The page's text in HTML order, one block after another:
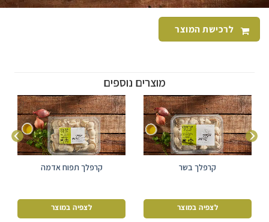
לרכישת המוצר
מוצרים נוספים
קרפלך בשר
לצפיה במוצר
קרפלך תפוח אדמה
לצפיה במוצר